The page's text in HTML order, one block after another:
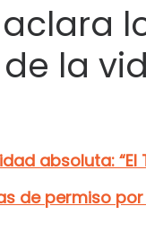
la
absoluta: “El
de permiso